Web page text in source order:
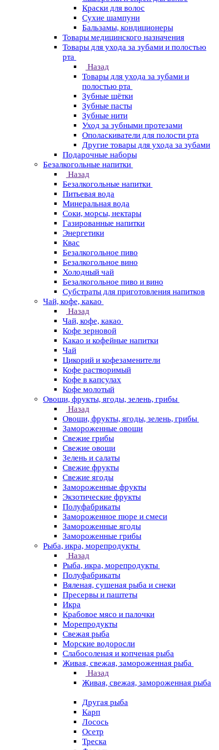
Краски для волос
Сухие шампуни
Бальзамы, кондиционеры
Товары медицинского назначения
Товары для ухода за зубами и полостью
рта
Назад
Товары для ухода за зубами и
полостью рта
Зубные щётки
Зубные пасты
Зубные нити
Уход за зубными протезами
Ополаскиватели для полости рта
Другие товары для ухода за зубами
Подарочные наборы
Безалкогольные напитки
Назад
Безалкогольные напитки
Питьевая вода
Минеральная вода
Соки, морсы, нектары
Газированные напитки
Энергетики
Квас
Безалкогольное пиво
Безалкогольное вино
Холодный чай
Безалкогольное пиво и вино
Субстраты для приготовления напитков
Чай, кофе, какао
Назад
Чай, кофе, какао
Кофе зерновой
Какао и кофейные напитки
Чай
Цикорий и кофезаменители
Кофе растворимый
Кофе в капсулах
Кофе молотый
Овощи, фрукты, ягоды, зелень, грибы
Назад
Овощи, фрукты, ягоды, зелень, грибы
Замороженные овощи
Свежие грибы
Свежие овощи
Зелень и салаты
Свежие фрукты
Свежие ягоды
Замороженные фрукты
Экзотические фрукты
Полуфабрикаты
Замороженное пюре и смеси
Замороженные ягоды
Замороженные грибы
Рыба, икра, морепродукты
Назад
Рыба, икра, морепродукты
Полуфабрикаты
Вяленая, сушеная рыба и снеки
Пресервы и паштеты
Икра
Крабовое мясо и палочки
Морепродукты
Свежая рыба
Морские водоросли
Слабосоленая и копченая рыба
Живая, свежая, замороженная рыба
Назад
Живая, свежая, замороженная рыба
Другая рыба
Карп
Лосось
Осетр
Треска